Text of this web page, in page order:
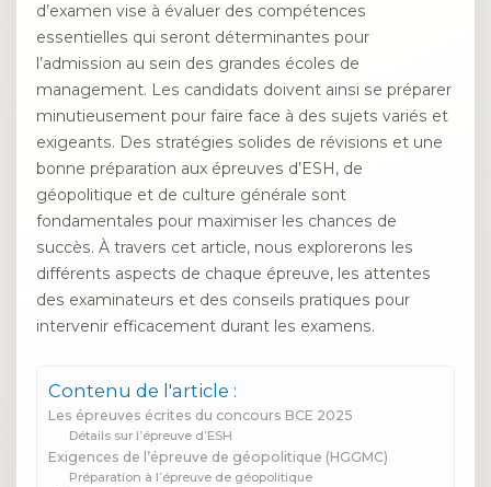
d’examen vise à évaluer des compétences
essentielles qui seront déterminantes pour
l’admission au sein des grandes écoles de
management. Les candidats doivent ainsi se préparer
minutieusement pour faire face à des sujets variés et
exigeants. Des stratégies solides de révisions et une
bonne préparation aux épreuves d’ESH, de
géopolitique et de culture générale sont
fondamentales pour maximiser les chances de
succès. À travers cet article, nous explorerons les
différents aspects de chaque épreuve, les attentes
des examinateurs et des conseils pratiques pour
intervenir efficacement durant les examens.
Contenu de l'article :
Les épreuves écrites du concours BCE 2025
Détails sur l’épreuve d’ESH
Exigences de l’épreuve de géopolitique (HGGMC)
Préparation à l’épreuve de géopolitique